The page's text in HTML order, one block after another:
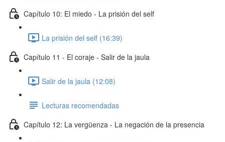
Capítulo 10: El miedo - La prisión del self
La prisión del self (16:39)
Capítulo 11 - El coraje - Salir de la jaula
Salir de la jaula (12:08)
Lecturas recomendadas
Capítulo 12: La vergüenza - La negación de la presencia